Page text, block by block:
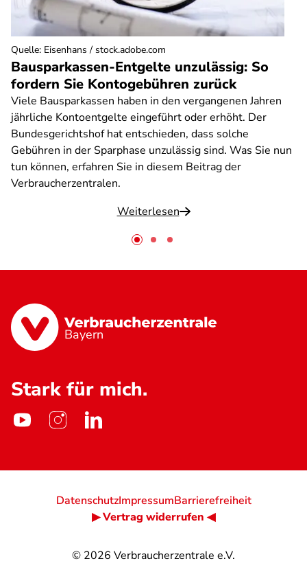
Bausparkassen-Entgelte unzulässig: So
fordern Sie Kontogebühren zurück
Viele Bausparkassen haben in den vergangenen Jahren
jährliche Kontoentgelte eingeführt oder erhöht. Der
Bundesgerichtshof hat entschieden, dass solche
Gebühren in der Sparphase unzulässig sind. Was Sie nun
tun können, erfahren Sie in diesem Beitrag der
Verbraucherzentralen.
Weiterlesen
Quelle: Eisenhans / stock.adobe.com
Bayern
Stark für mich.
© 2026 Verbraucherzentrale e.V.
DatenschutzImpressumBarrierefreiheit
▶ Vertrag widerrufen ◀